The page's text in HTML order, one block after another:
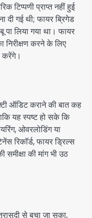
टिप्पणी प्राप्त नहीं हुई
दी गई थी; फायर ब्रिगेड
लिया गया था। फायर
निरीक्षण करने के लिए
करेंगे।
ऑडिट कराने की बात कह
यह स्पष्ट हो सके कि
ओवरलोडिंग या
रिकॉर्ड, फायर ड्रिल्स
की मांग भी उठ
से बचा जा सका,